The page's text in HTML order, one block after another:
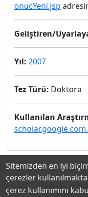
onucYeni.jsp
Geliştiren/
Yıl: 2007
Tez Türü: Doktora
Kullanılan
Hakkında
Sitemizden en iyi
çerezler
çerez kullanımını